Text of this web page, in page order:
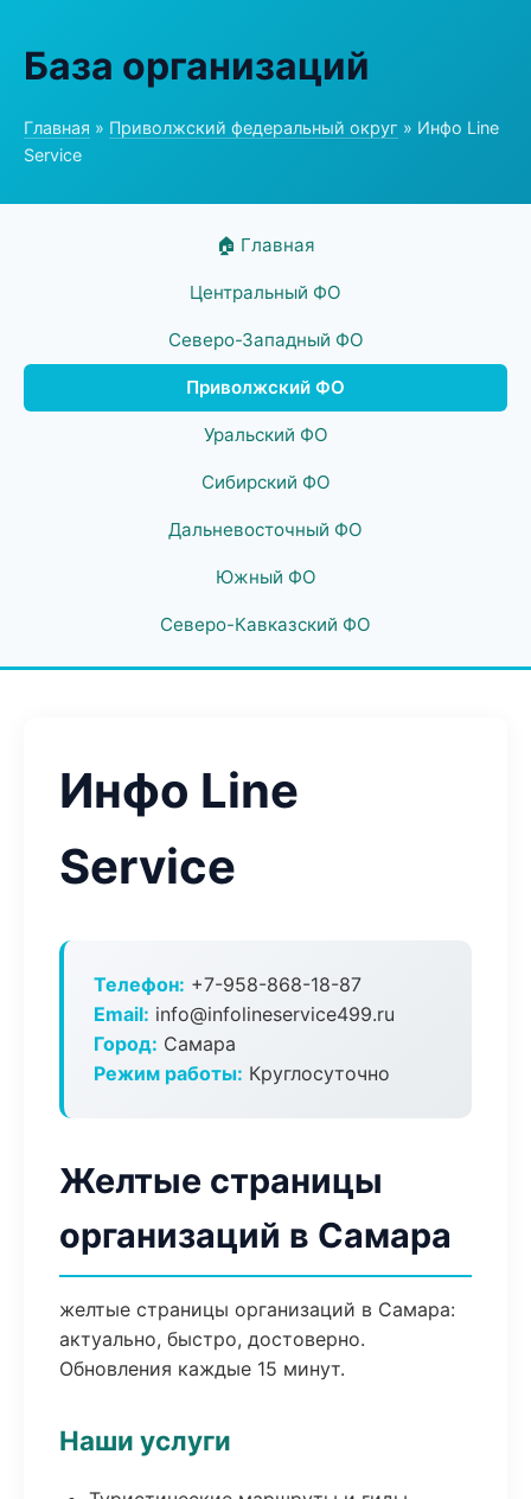
База организаций
Главная » Приволжский федеральный округ » Инфо Line
Service
🏠 Главная
Центральный ФО
Северо-Западный ФО
Приволжский ФО
Уральский ФО
Сибирский ФО
Дальневосточный ФО
Южный ФО
Северо-Кавказский ФО
Инфо Line
Service
Телефон: +7-958-868-18-87
Email: info@infolineservice499.ru
Город: Самара
Режим работы: Круглосуточно
Желтые страницы
организаций в Самара
желтые страницы организаций в Самара:
актуально, быстро, достоверно.
Обновления каждые 15 минут.
Наши услуги